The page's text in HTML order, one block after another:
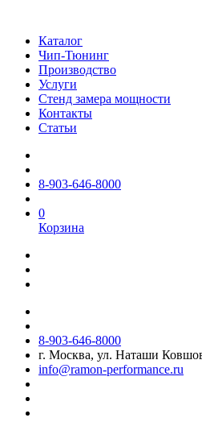
Каталог
Чип-Тюнинг
Производство
Услуги
Стенд замера мощности
Контакты
Статьи
8-903-646-8000
0
Корзина
8-903-646-8000
г. Москва, ул. Наташи
info@ramon-performance.ru